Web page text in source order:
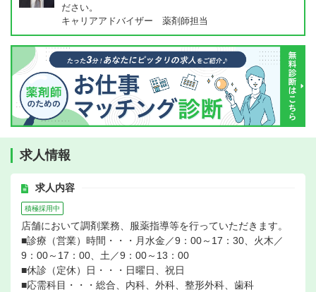
ださい。
キャリアアドバイザー 薬剤師担当
求人情報
求人内容
積極採用中
店舗において調剤業務、服薬指導等を行っていただきます。
■診療（営業）時間・・・月水金／9：00～17：30、火木／
9：00～17：00、土／9：00～13：00
■休診（定休）日・・・日曜日、祝日
■応需科目・・・総合、内科、外科、整形外科、歯科